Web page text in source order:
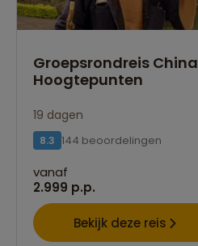
Groepsrondreis China
Hoogtepunten
19 dagen
8.3 144 beoordelingen
vanaf
2.999 p.p.
Bekijk deze reis